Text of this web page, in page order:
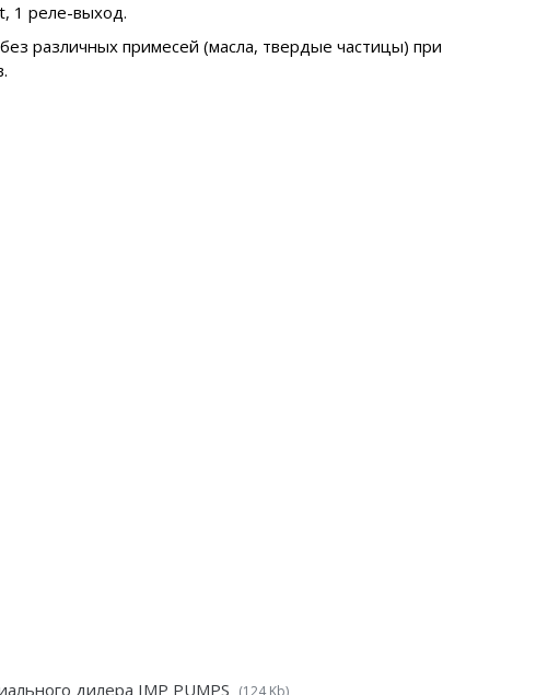
1 реле-выход.
различных примесей (масла, твердые частицы) при
дилера IMP PUMPS (124 Kb)